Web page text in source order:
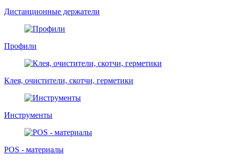
Дистанционные держатели
Профили
Клея, очистители, скотчи, герметики
Инструменты
POS - материалы